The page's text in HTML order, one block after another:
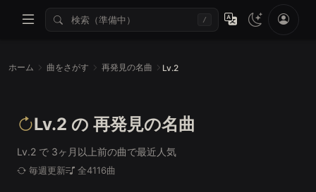
/
ホーム 曲をさがす 再発見の名曲 Lv.2
Lv.2 の 再発見の名曲
Lv.2 で 3ヶ月以上前の曲で最近人気
毎週更新 全4116曲